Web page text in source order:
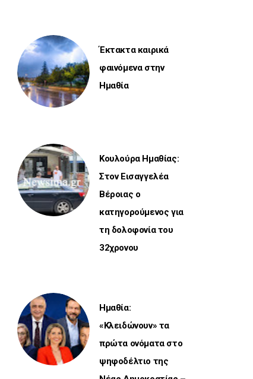
Έκτακτα καιρικά
φαινόμενα στην
Ημαθία
Κουλούρα Ημαθίας:
Στον Εισαγγελέα
Βέροιας ο
κατηγορούμενος για
τη δολοφονία του
32χρονου
Ημαθία:
«Κλειδώνουν» τα
πρώτα ονόματα στο
ψηφοδέλτιο της